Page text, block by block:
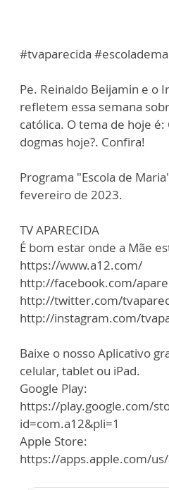
#tvaparecida
Pe. Reinaldo Beijamin e o
refletem essa semana
católica. O tema de hoje
dogmas hoje?. Confira!
Programa "Escola de
fevereiro de 2023.
TV APARECIDA
É bom estar onde a Mãe
https://www.a12.com/
http://facebook.com/
http://twitter.com/
http://instagram.com/
Baixe o nosso Aplicativo
celular, tablet ou iPad.
Google Play:
https://play.google.com/
id=com.a12&pli=1
Apple Store:
https://apps.apple.com/